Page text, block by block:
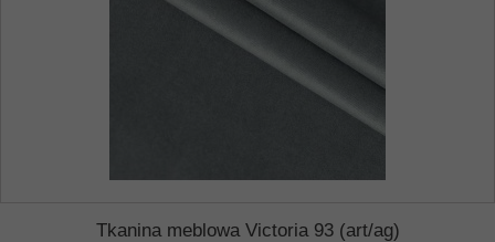
Tkanina meblowa Victoria 93 (art/ag)